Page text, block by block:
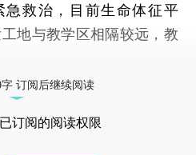
救治，目前生命体征平
地与教学区相隔较远，教
订阅后继续阅读
订阅的阅读权限